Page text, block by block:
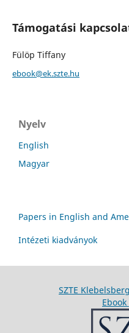
Támogatási
Fülöp Tiffany
ebook@ek.szte.hu
Nyelv
English
Magyar
Papers in English and
Intézeti kiadványok
SZTE